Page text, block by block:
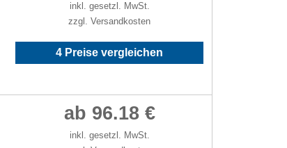
inkl. gesetzl. MwSt.
zzgl. Versandkosten
4 Preise vergleichen
ab 96.18 €
inkl. gesetzl. MwSt.